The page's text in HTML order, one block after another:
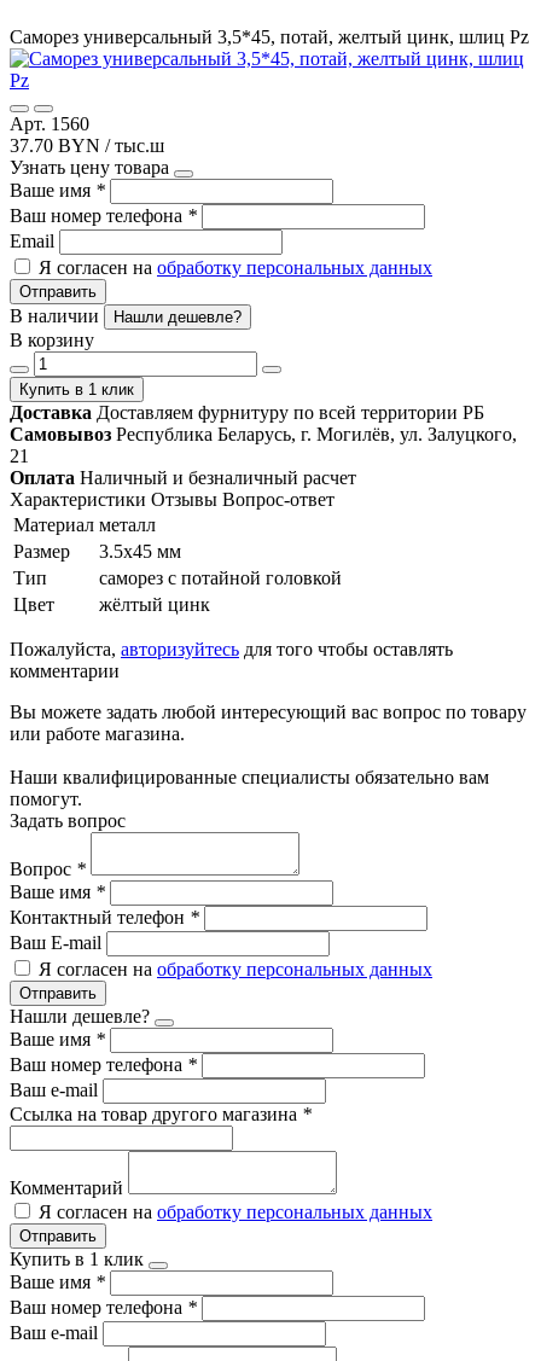
Саморез универсальный 3,5*45, потай, желтый цинк, шлиц Pz
Арт. 1560
37.70 BYN / тыс.ш
Узнать цену товара
Ваше имя *
Ваш номер телефона *
Email
Я согласен на обработку персональных данных
Отправить
В наличии Нашли дешевле?
В корзину
Купить в 1 клик
Доставка Доставляем фурнитуру по всей территории РБ
Самовывоз Республика Беларусь, г. Могилёв, ул. Залуцкого,
21
Оплата Наличный и безналичный расчет
Характеристики Отзывы Вопрос-ответ
Материал металл
Размер
3.5x45 мм
Тип
саморез с потайной головкой
Цвет
жёлтый цинк
Пожалуйста, авторизуйтесь для того чтобы оставлять
комментарии
Вы можете задать любой интересующий вас вопрос по товару
или работе магазина.
Наши квалифицированные специалисты обязательно вам
помогут.
Задать вопрос
Вопрос *
Ваше имя *
Контактный телефон *
Ваш E-mail
Я согласен на обработку персональных данных
Отправить
Нашли дешевле?
Ваше имя *
Ваш номер телефона *
Ваш e-mail
Ссылка на товар другого магазина *
Комментарий
Я согласен на обработку персональных данных
Отправить
Купить в 1 клик
Ваше имя *
Ваш номер телефона *
Ваш e-mail